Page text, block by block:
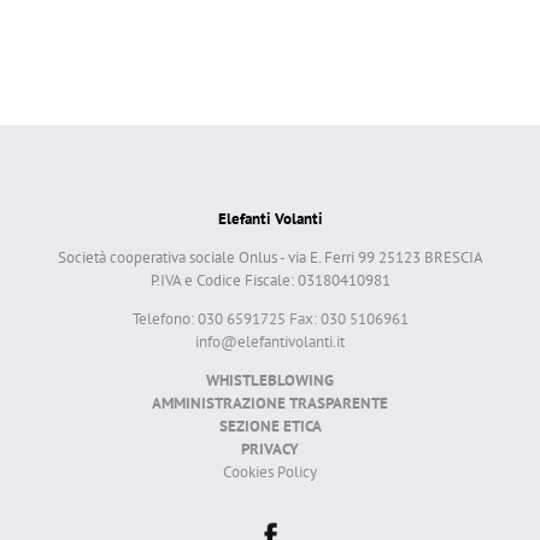
Elefanti Volanti
Società cooperativa sociale Onlus - via E. Ferri 99 25123 BRESCIA
P.IVA e Codice Fiscale: 03180410981
Telefono: 030 6591725 Fax: 030 5106961
info@elefantivolanti.it
WHISTLEBLOWING
AMMINISTRAZIONE TRASPARENTE
SEZIONE ETICA
PRIVACY
Cookies Policy